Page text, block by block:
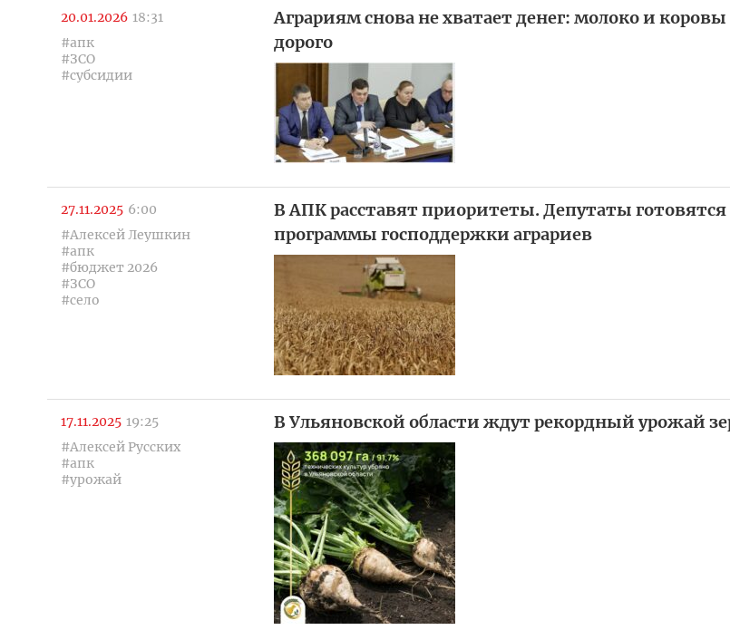
20.01.2026 18:31
#апк
#ЗСО
#субсидии
Аграриям снова не хватает денег: молоко и
дорого
27.11.2025 6:00
#Алексей Леушкин
#апк
#бюджет 2026
#ЗСО
#село
В АПК расставят приоритеты. Депутаты готовятся
программы господдержки аграриев
17.11.2025 19:25
#Алексей Русских
#апк
#урожай
В Ульяновской области ждут рекордный урожай